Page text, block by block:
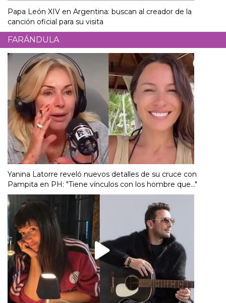
Papa León XIV en Argentina: buscan al creador de la
canción oficial para su visita
FARÁNDULA
Yanina Latorre reveló nuevos detalles de su cruce con
Pampita en PH: "Tiene vínculos con los hombre que..."